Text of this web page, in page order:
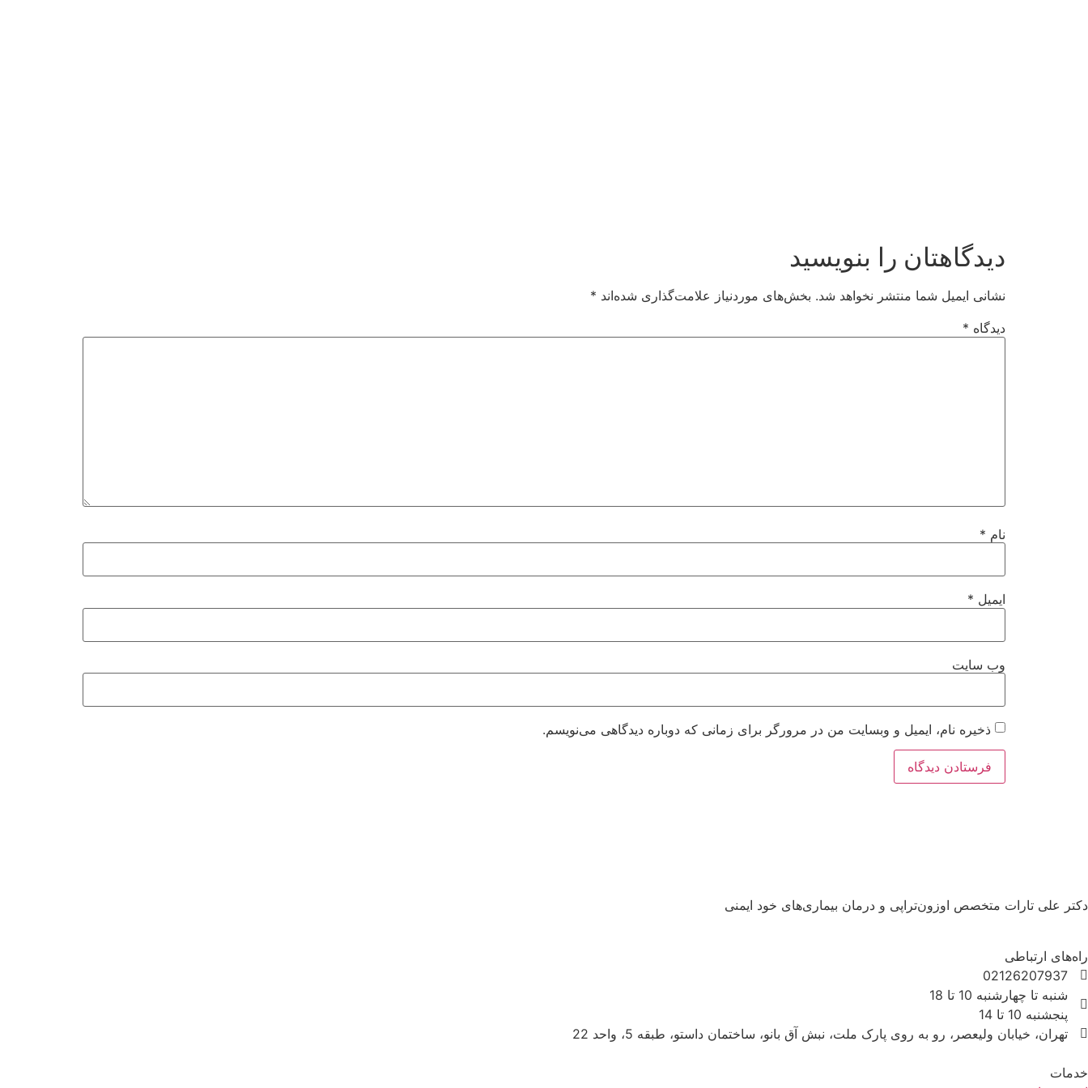
دیدگاهتان را بنویسید
نشانی ایمیل شما منتشر نخواهد شد. بخش‌های موردنیاز علامت‌گذاری شده‌اند *
دیدگاه *
نام *
ایمیل *
وب‌ سایت
ذخیره نام، ایمیل و وبسایت من در مرورگر برای زمانی که دوباره دیدگاهی می‌نویسم.
دکتر علی تارات متخصص اوزون‌تراپی و درمان بیماری‌های خود ایمنی
راه‌های ارتباطی
02126207937
شنبه تا چهارشنبه 10 تا 18
پنجشنبه 10 تا 14
تهران، خیابان ولیعصر، رو به روی پارک ملت، نبش آق بانو، ساختمان داستو، طبقه 5، واحد 22
خدمات